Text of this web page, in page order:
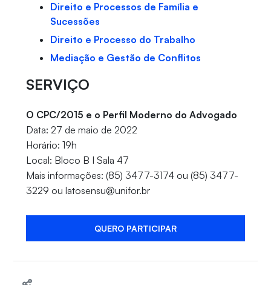
Direito e Processos de Família e
Sucessões
Direito e Processo do Trabalho
Mediação e Gestão de Conflitos
SERVIÇO
O CPC/2015 e o Perfil Moderno do Advogado
Data: 27 de maio de 2022
Horário: 19h
Local: Bloco B I Sala 47
Mais informações: (85) 3477-3174 ou (85) 3477-
3229 ou latosensu@unifor.br
QUERO PARTICIPAR